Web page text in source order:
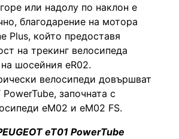
или надолу по наклон е
благодарение на мотора
Plus, който предоставя
на трекинг велосипеда
на шосейния eR02.
велосипеди довършват
PowerTube, започната с
eM02 и eM02 FS.
eT01 PowerTube